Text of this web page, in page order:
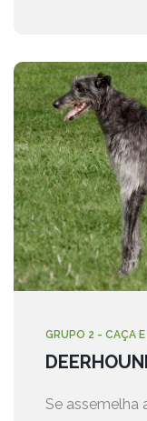
GRUPO 2 - CAÇA E
Se assemelha